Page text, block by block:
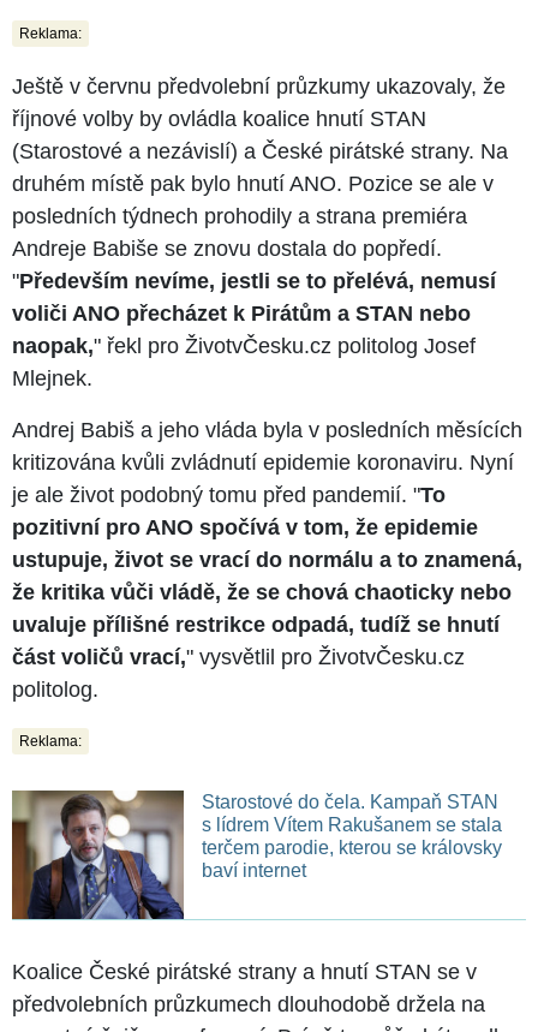
Reklama:
Ještě v červnu předvolební průzkumy ukazovaly, že
říjnové volby by ovládla koalice hnutí STAN
(Starostové a nezávislí) a České pirátské strany. Na
druhém místě pak bylo hnutí ANO. Pozice se ale v
posledních týdnech prohodily a strana premiéra
Andreje Babiše se znovu dostala do popředí.
"Především nevíme, jestli se to přelévá, nemusí
voliči ANO přecházet k Pirátům a STAN nebo
naopak," řekl pro ŽivotvČesku.cz politolog Josef
Mlejnek.
Andrej Babiš a jeho vláda byla v posledních měsících
kritizována kvůli zvládnutí epidemie koronaviru. Nyní
je ale život podobný tomu před pandemií. "To
pozitivní pro ANO spočívá v tom, že epidemie
ustupuje, život se vrací do normálu a to znamená,
že kritika vůči vládě, že se chová chaoticky nebo
uvaluje přílišné restrikce odpadá, tudíž se hnutí
část voličů vrací," vysvětlil pro ŽivotvČesku.cz
politolog.
Reklama:
Starostové do čela. Kampaň STAN
s lídrem Vítem Rakušanem se stala
terčem parodie, kterou se královsky
baví internet
Koalice České pirátské strany a hnutí STAN se v
předvolebních průzkumech dlouhodobě držela na